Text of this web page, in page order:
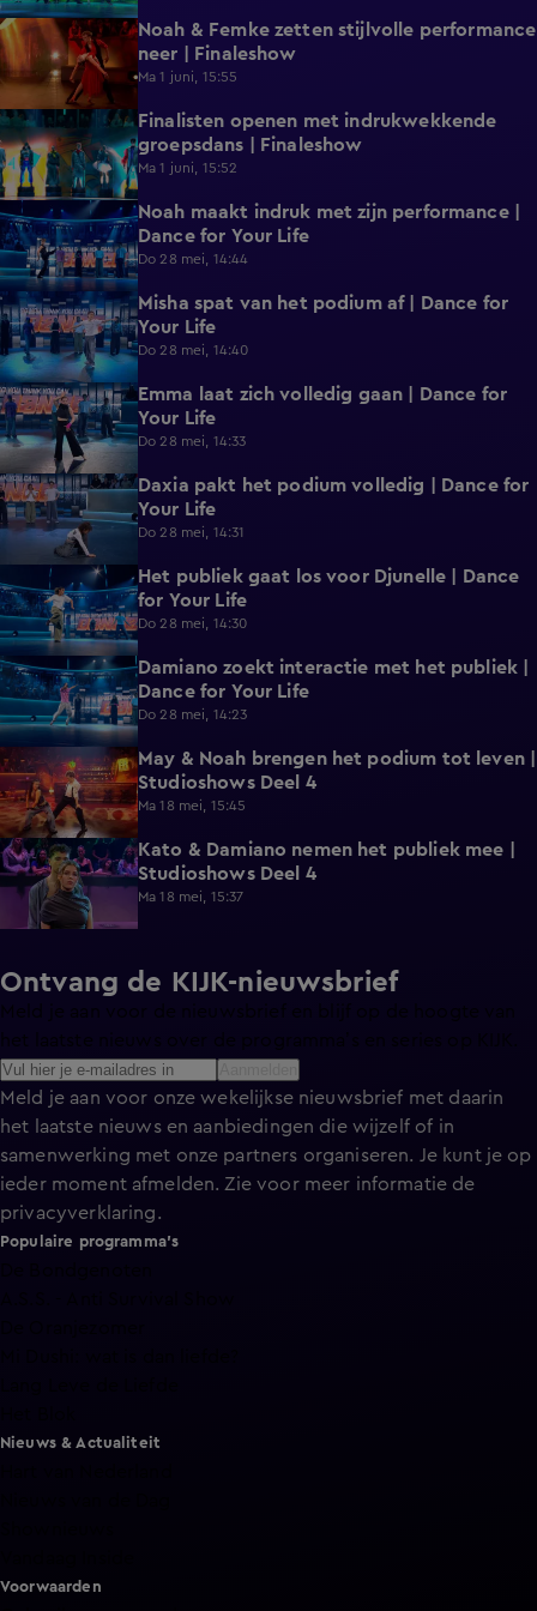
1:41
Noah & Femke zetten stijlvolle performance
neer | Finaleshow
Ma 1 juni, 15:55
2:01
Finalisten openen met indrukwekkende
groepsdans | Finaleshow
Ma 1 juni, 15:52
0:37
Noah maakt indruk met zijn performance |
Dance for Your Life
Do 28 mei, 14:44
0:31
Misha spat van het podium af | Dance for
Your Life
Do 28 mei, 14:40
0:35
Emma laat zich volledig gaan | Dance for
Your Life
Do 28 mei, 14:33
0:31
Daxia pakt het podium volledig | Dance for
Your Life
Do 28 mei, 14:31
0:28
Het publiek gaat los voor Djunelle | Dance
for Your Life
Do 28 mei, 14:30
0:40
Damiano zoekt interactie met het publiek |
Dance for Your Life
Do 28 mei, 14:23
1:41
May & Noah brengen het podium tot leven |
Studioshows Deel 4
Ma 18 mei, 15:45
1:45
Kato & Damiano nemen het publiek mee |
Studioshows Deel 4
Ma 18 mei, 15:37
Ontvang de KIJK-nieuwsbrief
Meld je aan voor de nieuwsbrief en blijf op de hoogte van
Meld je aan voor onze wekelijkse nieuwsbrief met daarin
het laatste nieuws en aanbiedingen die wijzelf of in
samenwerking met onze partners organiseren. Je kunt je op
ieder moment afmelden. Zie voor meer informatie de
privacyverklaring.
Populaire programma's
Nieuws & Actualiteit
Voorwaarden